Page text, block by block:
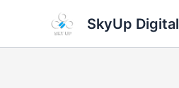
content
SkyUp Digital